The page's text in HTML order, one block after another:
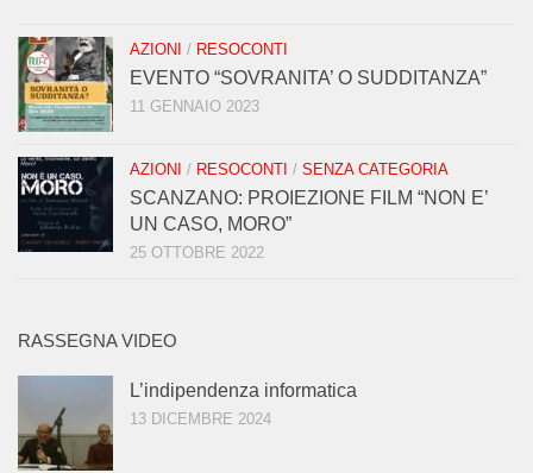
AZIONI / RESOCONTI
EVENTO “SOVRANITA’ O SUDDITANZA”
11 GENNAIO 2023
AZIONI / RESOCONTI / SENZA CATEGORIA
SCANZANO: PROIEZIONE FILM “NON E’
UN CASO, MORO”
25 OTTOBRE 2022
RASSEGNA VIDEO
L’indipendenza informatica
13 DICEMBRE 2024